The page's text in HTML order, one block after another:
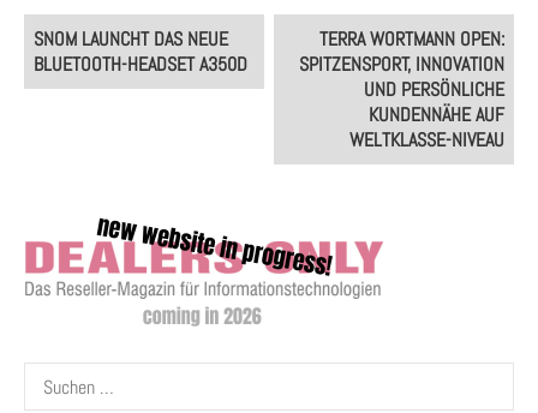
Post
navigation
SNOM LAUNCHT DAS NEUE
BLUETOOTH-HEADSET A350D
TERRA WORTMANN OPEN:
SPITZENSPORT, INNOVATION
UND PERSÖNLICHE
KUNDENNÄHE AUF
WELTKLASSE-NIVEAU
Suchen
nach: